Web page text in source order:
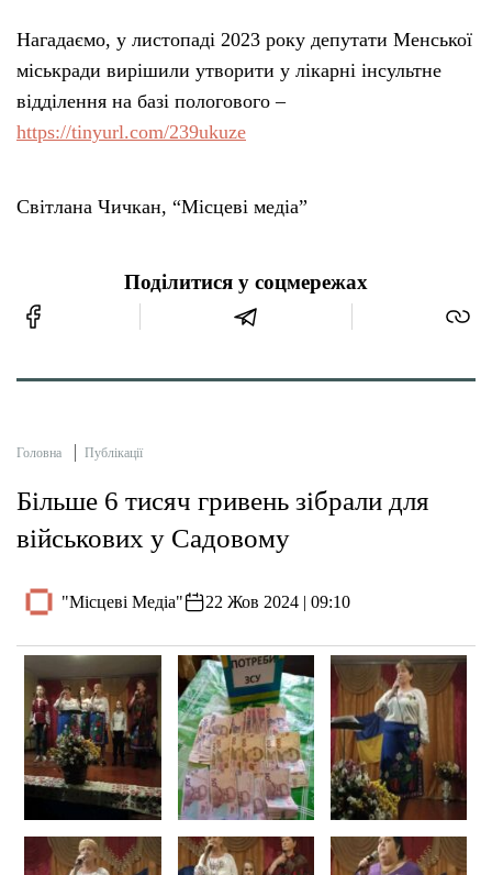
Нагадаємо, у листопаді 2023 року депутати Менської
міськради вирішили утворити у лікарні інсультне
відділення на базі пологового –
https://tinyurl.com/239ukuze
Світлана Чичкан, “Місцеві медіа”
Поділитися у соцмережах
Головна Публікації
Більше 6 тисяч гривень зібрали для
військових у Садовому
"Місцеві Медіа" 22 Жов 2024 | 09:10